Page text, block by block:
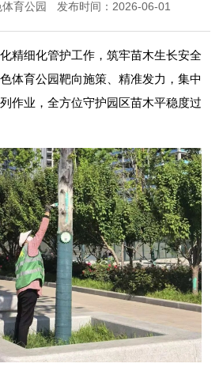
育公园 发布时间：2026-06-01
精细化管护工作，筑牢苗木生长安全
体育公园靶向施策、精准发力，集中
作业，全方位守护园区苗木平稳度过